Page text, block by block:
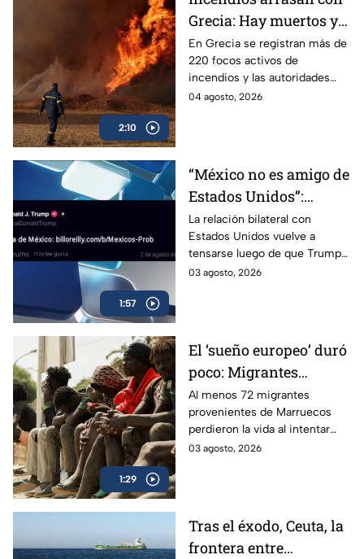
2:10
Grecia: Hay muertos y
más de mil evacuados
En Grecia se registran más de
220 focos activos de
incendios y las autoridades
han detenido a más de 30
04 agosto, 2026
1:57
“México no es amigo de
Estados Unidos”:
Trump cuestiona
estrategia contra el
narcotráfico
La relación bilateral con
Estados Unidos vuelve a
tensarse luego de que Trump
aseguró que “el problema es
03 agosto, 2026
1:29
El ‘sueño europeo’ duró
poco: Migrantes
regresan a Marruecos
Al menos 72 migrantes
provenientes de Marruecos
perdieron la vida al intentar
superar las rompeolas y la valla
03 agosto, 2026
Tras el éxodo, Ceuta, la
frontera entre